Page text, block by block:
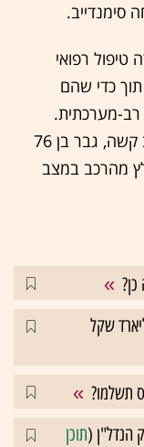
סימנדייב.
טיפול רפואי
תוך כדי שהם
מערכתית.
בנוסף פונו מהמקום אישה בת 49 במצב קשה, גבר בן 76
בן 39, שחולץ מהרכב במצב
דורש להעביר 400 מיליארד שקל
הנדל"ן (תוכן